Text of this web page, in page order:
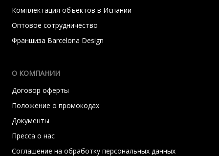
Комплектация объектов в Испании
Оптовое сотрудничество
Франшиза Barcelona Design
О КОМПАНИИ
Договор оферты
Положение о промокодах
Документы
Пресса о нас
Соглашение на обработку персональных данных